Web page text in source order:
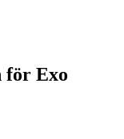
för Exo